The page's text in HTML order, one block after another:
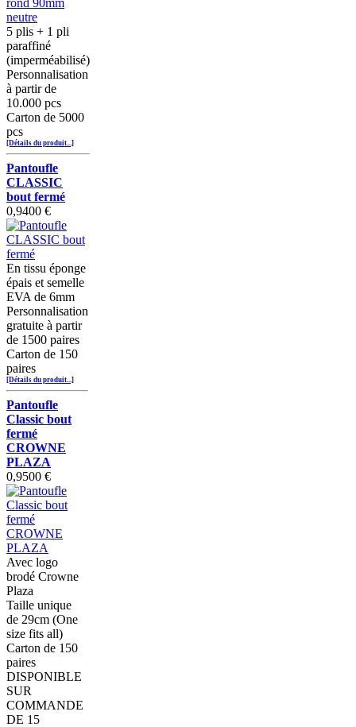
5 plis + 1 pli
paraffiné
(imperméabilisé)
Personnalisation
à partir de
10.000 pcs
Carton de 5000
pcs
[Détails du produit...]
Pantoufle
CLASSIC
bout fermé
0,9400 €
En tissu éponge
épais et semelle
EVA de 6mm
Personnalisation
gratuite à partir
de 1500 paires
Carton de 150
paires
[Détails du produit...]
Pantoufle
Classic bout
fermé
CROWNE
PLAZA
0,9500 €
Avec logo
brodé Crowne
Plaza
Taille unique
de 29cm (One
size fits all)
Carton de 150
paires
DISPONIBLE
SUR
COMMANDE
DE 15